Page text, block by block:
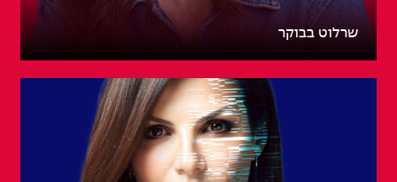
שרלוט בבוקר